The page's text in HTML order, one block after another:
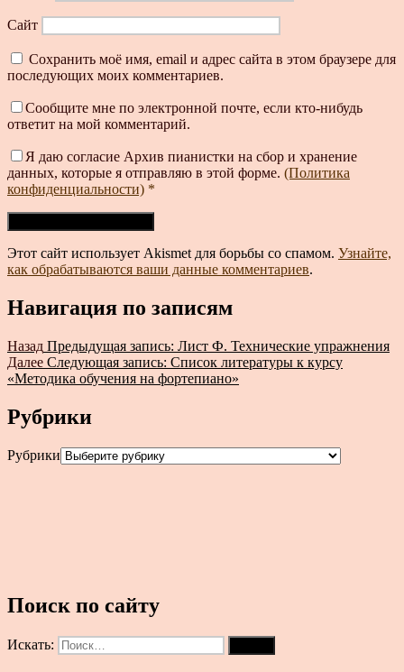
Сайт
Сохранить моё имя, email и адрес сайта в этом браузере для
последующих моих комментариев.
Сообщите мне по электронной почте, если кто-нибудь
ответит на мой комментарий.
Я даю согласие Архив пианистки на сбор и хранение
данных, которые я отправляю в этой форме. (Политика
конфиденциальности) *
Этот сайт использует Akismet для борьбы со спамом. Узнайте,
как обрабатываются ваши данные комментариев.
Навигация по записям
Назад Предыдущая запись: Лист Ф. Технические упражнения
Далее Следующая запись: Список литературы к курсу
«Методика обучения на фортепиано»
Рубрики
Рубрики
Поиск по сайту
Искать: